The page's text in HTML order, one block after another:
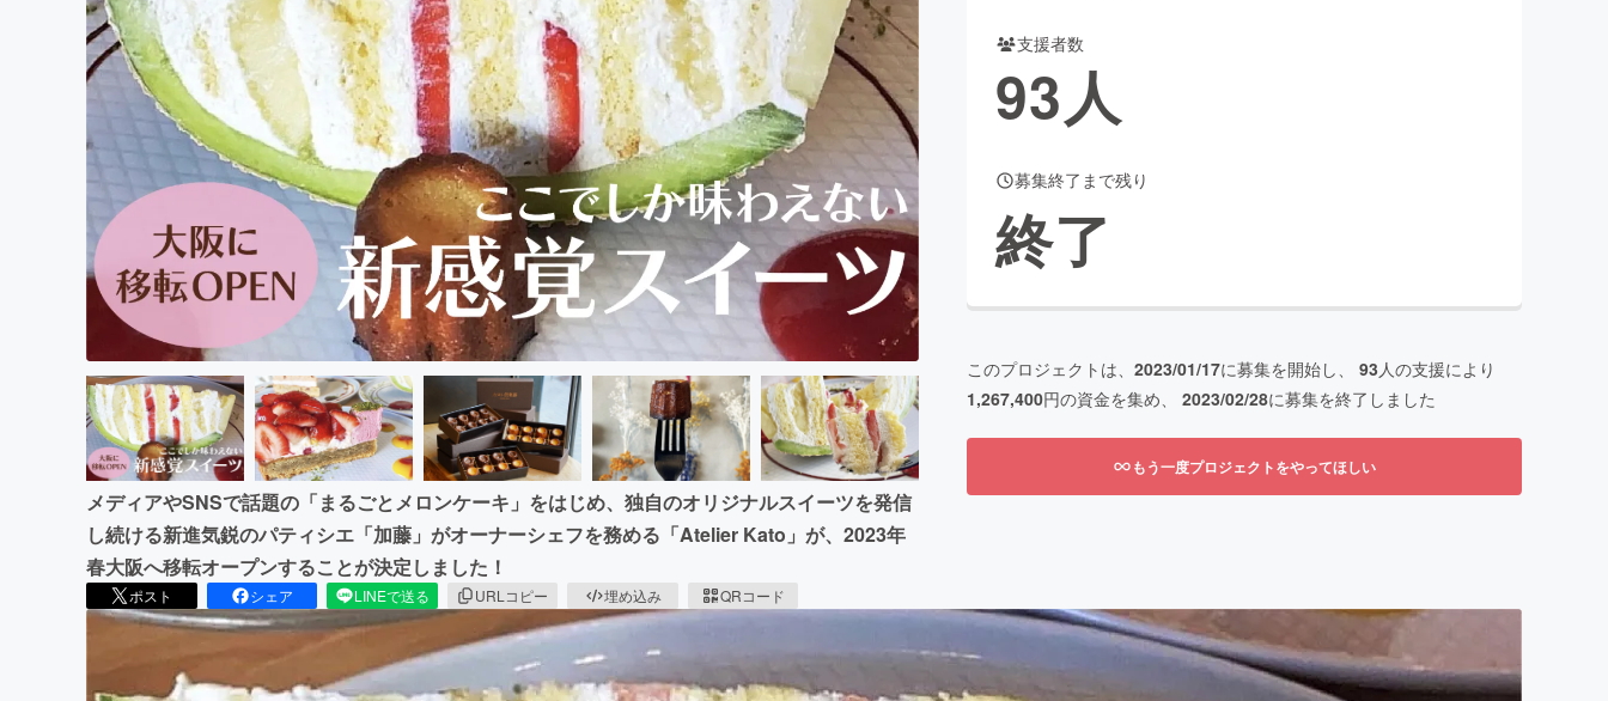
ビジネス・起業 チャレンジ ビューティー・ヘルスケア
まちづくり・地域活性化
CAMPFIRE for Social GoodCAMPFIRE Creation
CAMPFIREふるさと納税machi-yaコミュニティ
メディアやSNSで話題の「まるごとメロンケーキ」をはじめ、独自のオリジナルスイーツを発信
し続ける新進気鋭のパティシエ「加藤」がオーナーシェフを務める「Atelier Kato」が、2023年
春大阪へ移転オープンすることが決定しました！
ポスト シェア LINEで送る URLコピー 埋め込み QRコード
支援者数
93人
募集終了まで残り
終了
このプロジェクトは、 2023/01/17に募集を開始し、 93人の支援により
1,267,400円の資金を集め、 2023/02/28に募集を終了しました
もう一度プロジェクトをやってほしい